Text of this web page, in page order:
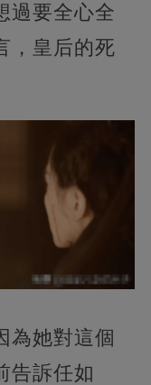
過要全心全
，皇后的死
為她對這個
告訴任如